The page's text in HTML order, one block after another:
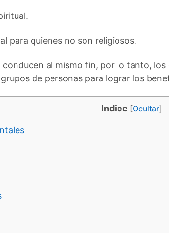
para quienes no son religiosos.
al mismo fin, por lo tanto,
de personas para lograr los
Indice [Ocultar]